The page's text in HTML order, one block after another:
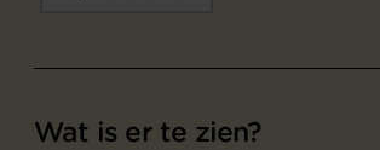
Wat is er te zien?